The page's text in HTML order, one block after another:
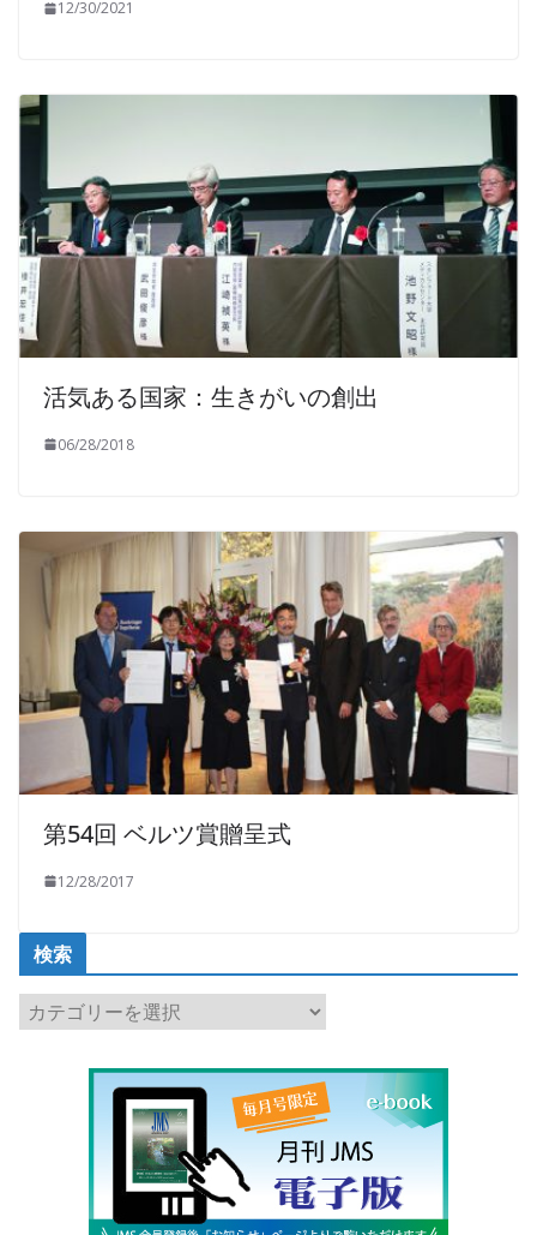
12/30/2021
活気ある国家：生きがいの創出
06/28/2018
第54回 ベルツ賞贈呈式
12/28/2017
検索
検
索